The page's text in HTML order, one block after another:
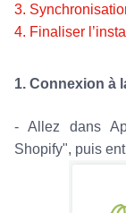
3.
4. Finaliser
1. Connexion à
- Allez dans
Shopify", puis